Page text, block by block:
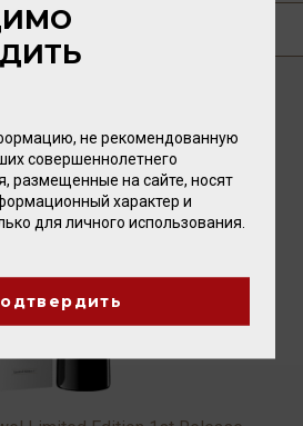
не рекомендованную
совершеннолетнего
размещенные на сайте, носят
характер и
для личного использования.